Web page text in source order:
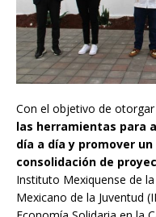
Con el objetivo de
las herramientas para
día a día y promover
consolidación de
Instituto Mexiquense de
Mexicano de la Juventud